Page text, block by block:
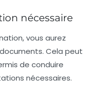
nécessaire
vous aurez
documents. Cela peut
de conduire
nécessaires.